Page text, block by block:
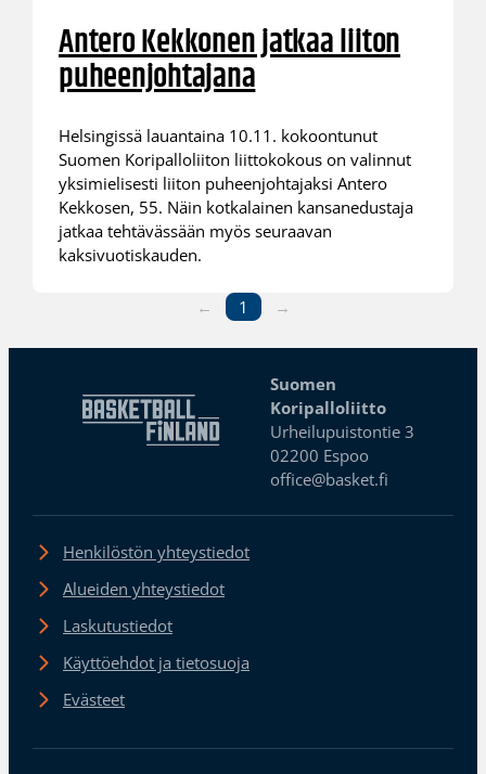
Antero Kekkonen jatkaa liiton
puheenjohtajana
Helsingissä lauantaina 10.11. kokoontunut
Suomen Koripalloliiton liittokokous on valinnut
yksimielisesti liiton puheenjohtajaksi Antero
Kekkosen, 55. Näin kotkalainen kansanedustaja
jatkaa tehtävässään myös seuraavan
kaksivuotiskauden.
← 1 →
Suomen
Koripalloliitto
Urheilupuistontie 3
02200 Espoo
office@basket.fi
Henkilöstön yhteystiedot
Alueiden yhteystiedot
Laskutustiedot
Käyttöehdot ja tietosuoja
Evästeet